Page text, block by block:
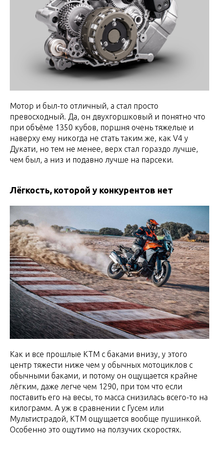
Мотор и был-то отличный, а стал просто
превосходный. Да, он двухгоршковый и понятно что
при объёме 1350 кубов, поршня очень тяжелые и
наверху ему никогда не стать таким же, как V4 у
Дукати, но тем не менее, верх стал гораздо лучше,
чем был, а низ и подавно лучше на парсеки.
Лёгкость, которой у конкурентов нет
Как и все прошлые КТМ с баками внизу, у этого
центр тяжести ниже чем у обычных мотоциклов с
обычными баками, и потому он ощущается крайне
лёгким, даже легче чем 1290, при том что если
поставить его на весы, то масса снизилась всего-то на
килограмм. А уж в сравнении с Гусем или
Мультистрадой, КТМ ощущается вообще пушинкой.
Особенно это ощутимо на ползучих скоростях.